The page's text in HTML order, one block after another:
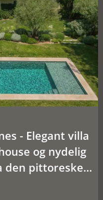
- Elegant villa
og nydelig
den pittoreske